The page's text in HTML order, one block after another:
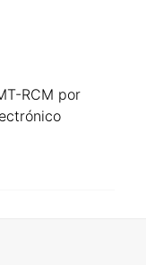
RCM por